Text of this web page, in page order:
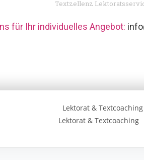
Textzellenz
für Ihr individuelles Angebot:
Lektorat & Textcoaching